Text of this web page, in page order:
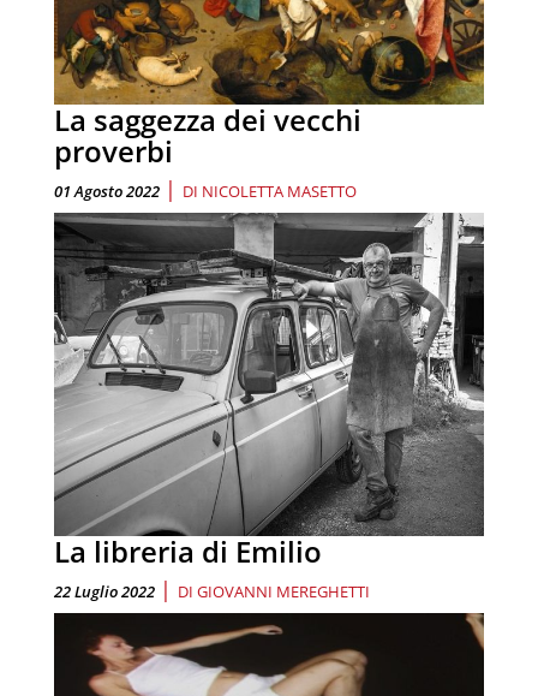
La saggezza dei vecchi
proverbi
01 Agosto 2022 | DI NICOLETTA MASETTO
La libreria di Emilio
22 Luglio 2022 | DI GIOVANNI MEREGHETTI